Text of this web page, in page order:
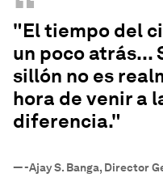
“
"El tiempo del
un poco atrás...
sillón no es
hora de venir a
diferencia."
—-Ajay S. Banga, Director